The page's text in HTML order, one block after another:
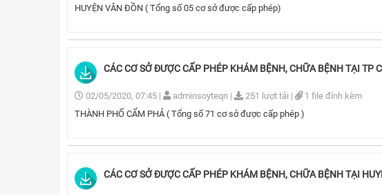
HUYỆN VÂN ĐỒN ( Tổng số 05 cơ sở được cấp phép)
CÁC CƠ SỞ ĐƯỢC CẤP PHÉP KHÁM BỆNH, CHỮA BỆNH TẠI
02/05/2020, 07:45 | adminsoyteqn | 251 lượt tải |
1 file đính kèm
THÀNH PHỐ CẨM PHẢ ( Tổng số 71 cơ sở được cấp phép )
CÁC CƠ SỞ ĐƯỢC CẤP PHÉP KHÁM BỆNH, CHỮA BỆNH TẠI